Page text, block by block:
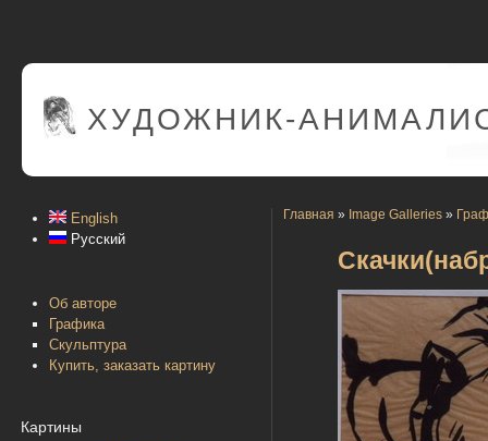
ХУДОЖНИК-
English
Русский
Об авторе
Графика
Скульптура
Купить, заказать картину
Картины
Главная » Image Galleries »